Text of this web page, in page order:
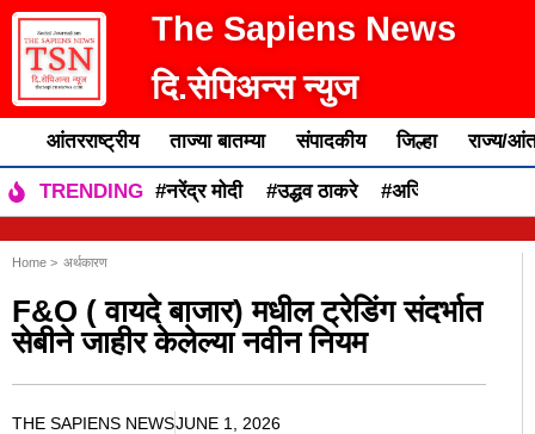
The Sapiens News
दि.सेपिअन्स न्युज
आंतरराष्ट्रीय ताज्या बातम्या संपादकीय जिल्हा राज्य/
TRENDING #नरेंद्र मोदी #उद्धव ठाकरे #अजित पवार
Home > अर्थकारण
F&O ( वायदे बाजार) मधील ट्रेडिंग संदर्भात
सेबीने जाहीर केलेल्या नवीन नियम
THE SAPIENS NEWSJUNE 1, 2026